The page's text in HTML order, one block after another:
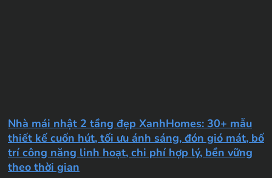
Nhà mái nhật 2 tầng đẹp XanhHomes: 30+ mẫu
thiết kế cuốn hút, tối ưu ánh sáng, đón gió mát, bố
trí công năng linh hoạt, chi phí hợp lý, bền vững
theo thời gian